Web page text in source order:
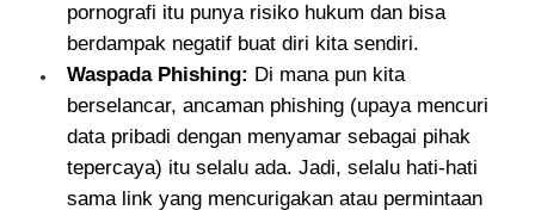
pornografi itu punya risiko hukum dan bisa
berdampak negatif buat diri kita sendiri.
Waspada Phishing: Di mana pun kita
berselancar, ancaman phishing (upaya mencuri
data pribadi dengan menyamar sebagai pihak
tepercaya) itu selalu ada. Jadi, selalu hati-hati
sama link yang mencurigakan atau permintaan